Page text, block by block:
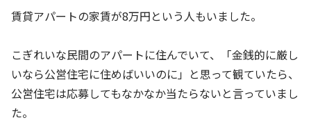
賃貸アパートの家賃が8万円という人もいました。
こぎれいな民間のアパートに住んでいて、「金銭的に厳し
いなら公営住宅に住めばいいのに」と思って観ていたら、
公営住宅は応募してもなかなか当たらないと言っていまし
た。